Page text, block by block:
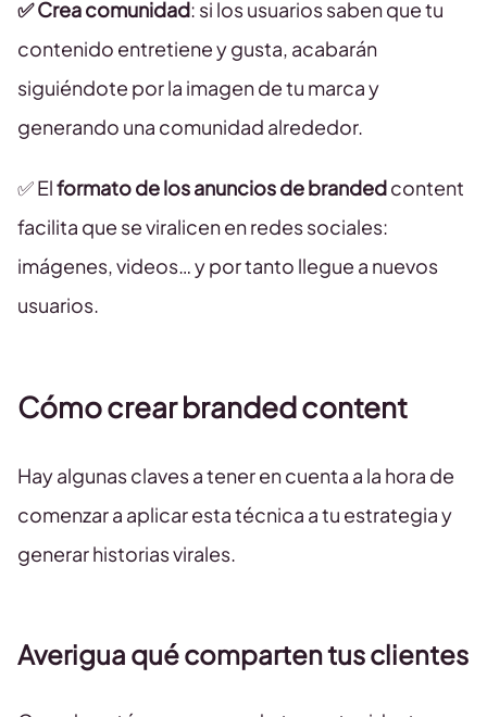
✅ Crea comunidad: si los usuarios saben que tu
contenido entretiene y gusta, acabarán
siguiéndote por la imagen de tu marca y
generando una comunidad alrededor.
✅ Elformato de los anuncios de brandedcontent
facilita que se viralicen en redes sociales:
imágenes, videos… y por tanto llegue a nuevos
usuarios.
Cómo crear branded content
Hay algunas claves a tener en cuenta a la hora de
comenzar a aplicar esta técnica a tu estrategia y
generar historias virales.
Averigua qué comparten tus clientes